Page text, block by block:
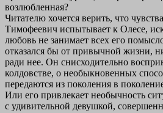
возлюбленная?
Читателю хочется верить, что
Тимофеевич испытывает к Олесе,
любовь не занимает всех его
отказался бы от привычной жизни,
ради нее. Он снисходительно
колдовстве, о необыкновенных
передаются из поколения в
Или его привлекает необычность
с удивительной девушкой,